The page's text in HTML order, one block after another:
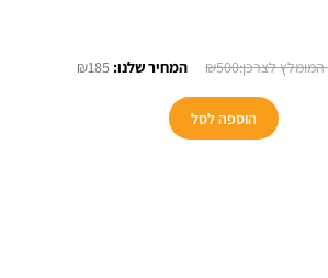
₪500
המחיר
היה:
₪500.
₪185
הוספה לסל